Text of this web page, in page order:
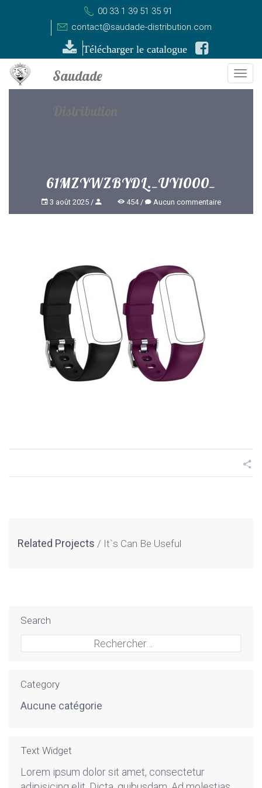
00 33 1 39 51 35 91
contact@saudade-distribution.com
Télécharger le catalogue
61MZYWZBYDL._UY1000_
3 août 2025 454 Aucun commentaire
Related Projects It`s Can Be Useful
Search
Category
Aucune catégorie
Text Widget
Lorem ipsum dolor sit amet, consectetur